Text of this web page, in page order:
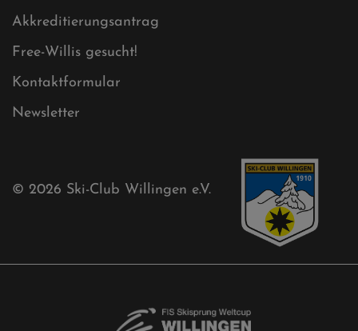
Akkreditierungsantrag
Free-Willis gesucht!
Kontaktformular
Newsletter
© 2026 Ski-Club Willingen e.V.